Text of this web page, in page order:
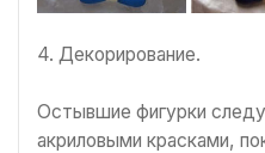
4. Декорирование.
Остывшие фигурки
акриловыми красками,